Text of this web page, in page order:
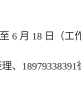
6 月 18 日（工
、